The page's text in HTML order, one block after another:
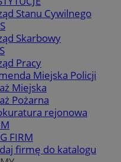
Stanu Cywilnego
Skarbowy
Pracy
Miejska Policji
Miejska
Pożarna
rejonowa
FIRM
firmę do katalogu